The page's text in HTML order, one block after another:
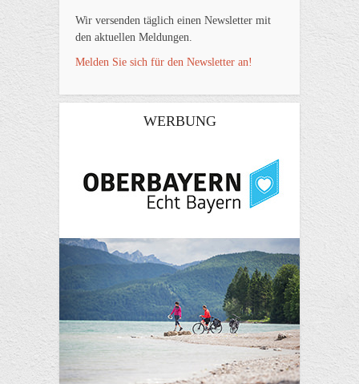
Wir versenden täglich einen Newsletter mit
den aktuellen Meldungen.
Melden Sie sich für den Newsletter an!
WERBUNG